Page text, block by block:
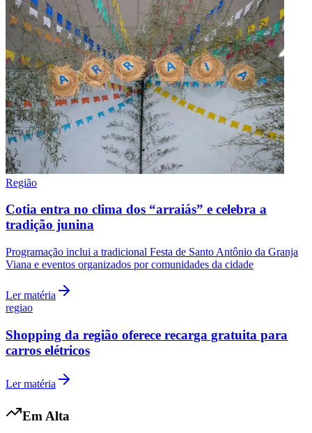
Flamengo
Região
Cotia entra no clima dos “arraiás” e celebra a
tradição junina
Programação inclui a tradicional Festa de Santo Antônio da Granja
Viana e eventos organizados por comunidades da cidade
Ler matéria
regiao
Shopping da região oferece recarga gratuita para
carros elétricos
Ler matéria
Em Alta